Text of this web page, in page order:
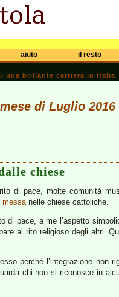
aiuto il resto
una brillante carriera in Italia
di Luglio 2016
chiese
di pace, molte comunità
messanelle chiese cattoliche.
di pace, a me l’aspetto
al rito religioso degli altri.
perché l’integrazione
chi non si riconosce in